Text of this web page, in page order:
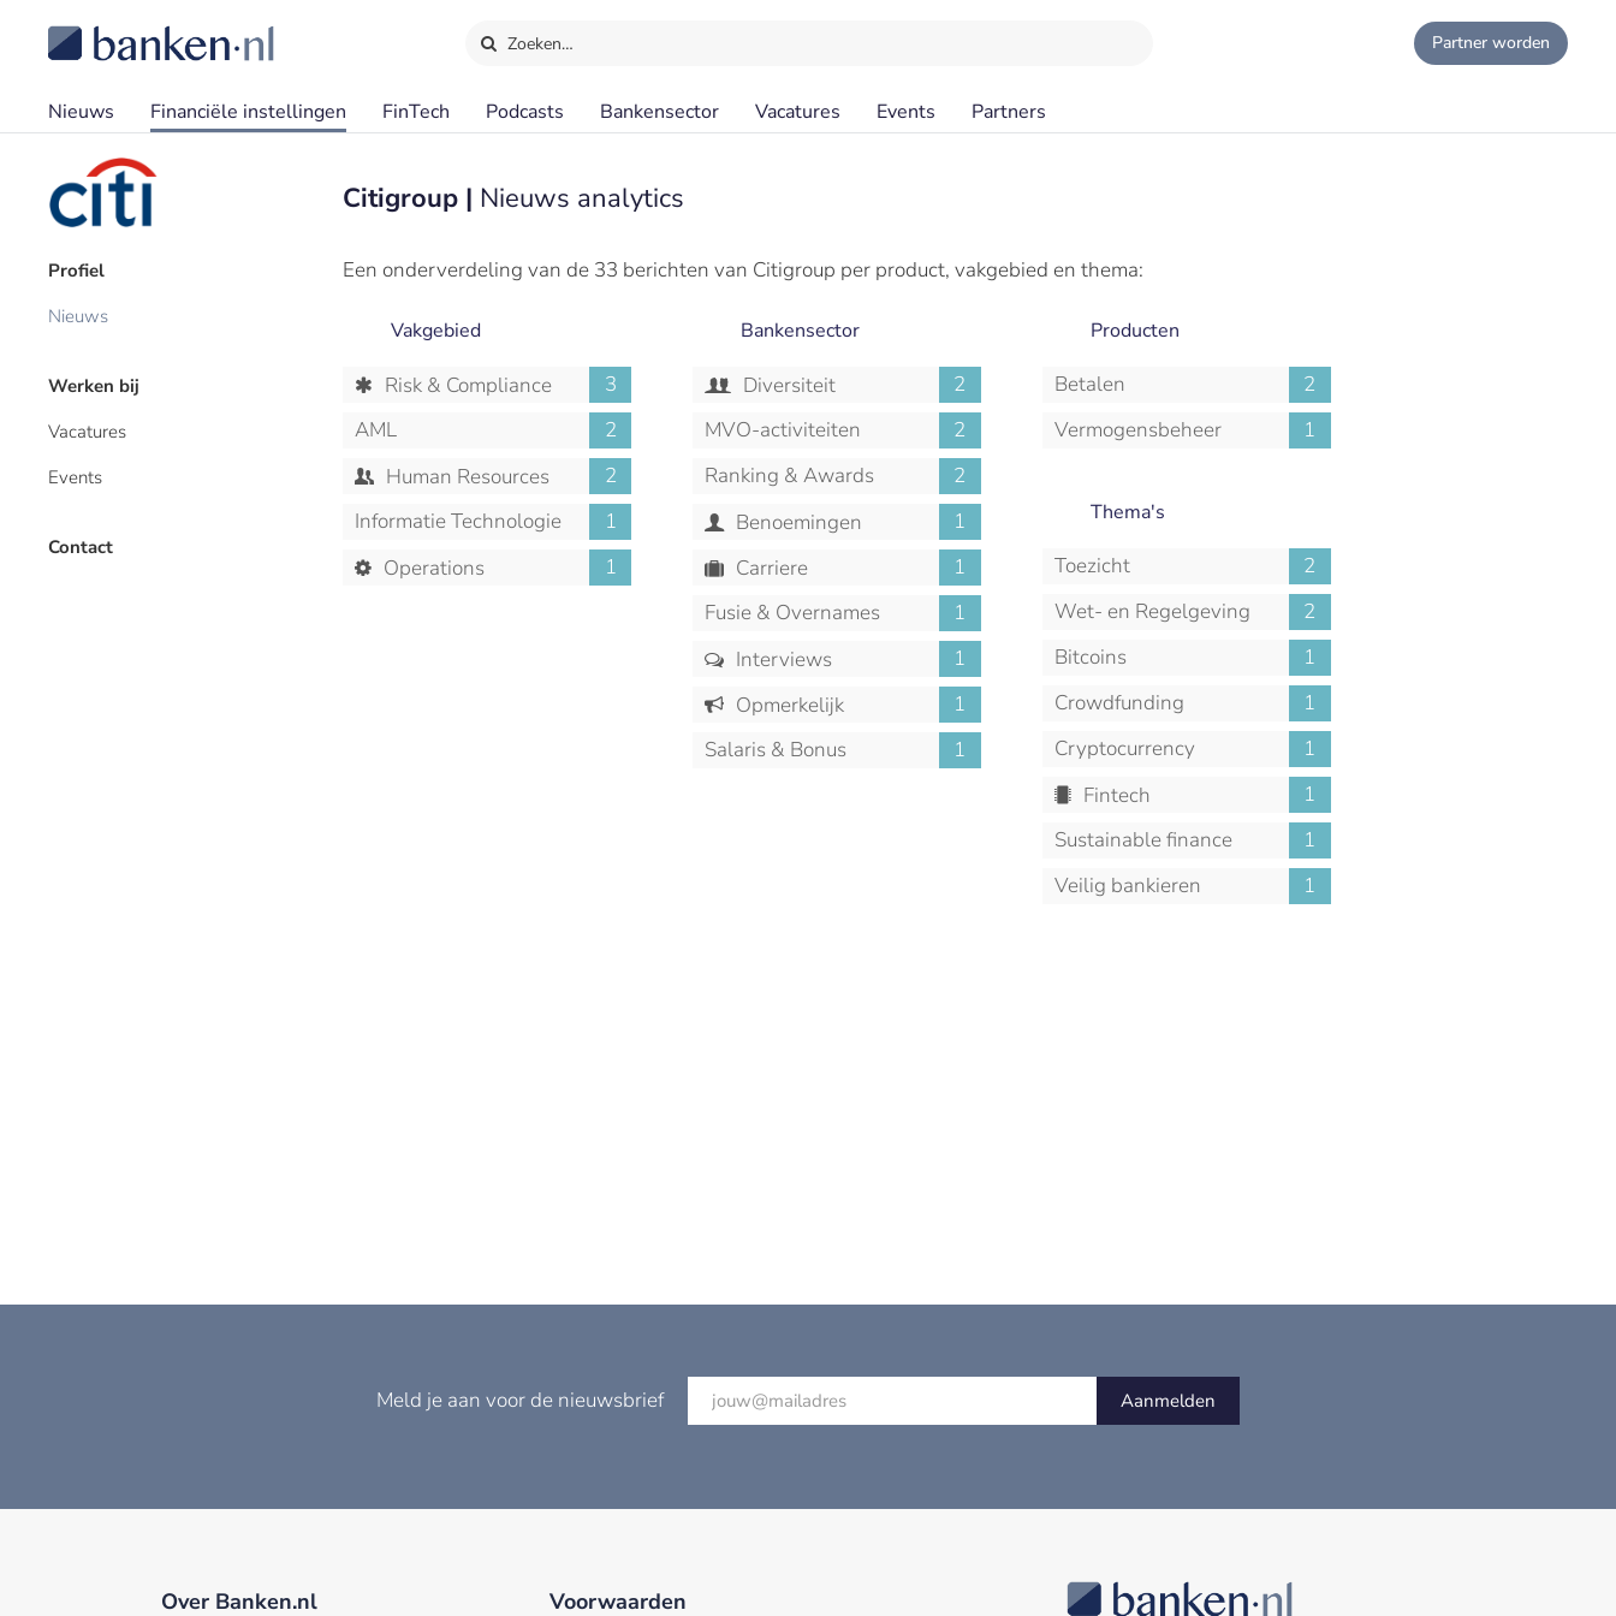
Zoeken… Partner worden
Nieuws Financiële instellingen FinTech Podcasts Bankensector Vacatures Events Partners
Profiel
Nieuws
Werken bij
Vacatures
Events
Contact
Citigroup | Nieuws analytics
Een onderverdeling van de 33 berichten van Citigroup per product, vakgebied en thema:
Vakgebied
Risk & Compliance
3
AML
2
Human Resources
2
Informatie Technologie
1
Operations
1
Bankensector
Diversiteit
2
MVO-activiteiten
2
Ranking & Awards
2
Benoemingen
1
Carriere
1
Fusie & Overnames
1
Interviews
1
Opmerkelijk
1
Salaris & Bonus
1
Producten
Betalen
2
Vermogensbeheer
1
Thema's
Toezicht
2
Wet- en Regelgeving
2
Bitcoins
1
Crowdfunding
1
Cryptocurrency
1
Fintech
1
Sustainable finance
1
Veilig bankieren
1
Meld je aan voor de nieuwsbrief Aanmelden
Over Banken.nl Voorwaarden